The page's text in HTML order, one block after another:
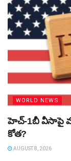
WORLD NEWS
హెచ్‌-1బీ వీసాపై
కోత?
AUGUST 8, 2026